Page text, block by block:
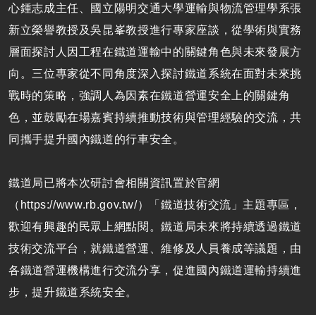
心鍾志成主任、國立陽明交通大學運輸與物流管理學系張
新立榮譽教授及吳昆峯教授進行專家座談，從學術與實務
層面探討人因工程在鐵道運輸中的關鍵角色與未來發展方
向。三位專家從不同角度深入探討鐵道系統在面對未來挑
戰時的策略，強調人為因素在鐵道營運安全上的關鍵角
色，並鼓勵在場嘉賓持續推動技術與管理經驗的交流，共
同攜手提升國內鐵道的行車安全。
鐵道局已將本次研討會相關資訊置於官網
（https://www.rb.gov.tw/）「鐵道技術交流」主題專區，
歡迎有興趣的民眾上網點閱。鐵道局未來將持續透過鐵道
技術交流平台，就鐵道營運、維修及人員養成等議題，由
各鐵道營運機構進行交流分享，促進國內鐵道運輸持續進
步，提升鐵道系統安全。